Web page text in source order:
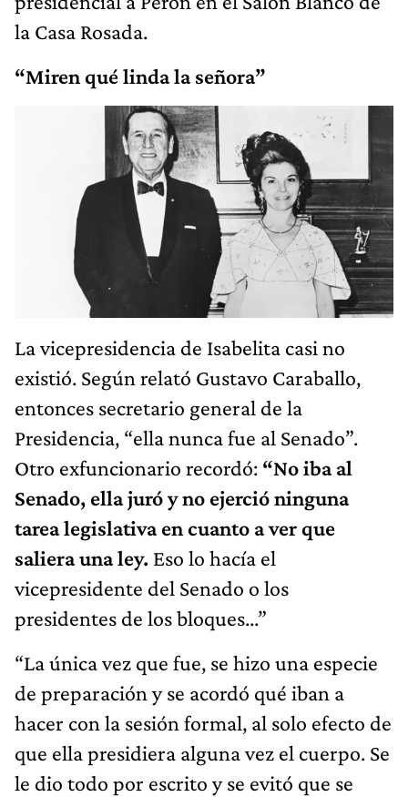
la Casa Rosada.
“Miren qué linda la señora”
La vicepresidencia de Isabelita casi no
existió. Según relató Gustavo Caraballo,
entonces secretario general de la
Presidencia, “ella nunca fue al Senado”.
Otro exfuncionario recordó: “No iba al
Senado, ella juró y no ejerció ninguna
tarea legislativa en cuanto a ver que
saliera una ley. Eso lo hacía el
vicepresidente del Senado o los
presidentes de los bloques...”
“La única vez que fue, se hizo una especie
de preparación y se acordó qué iban a
hacer con la sesión formal, al solo efecto de
que ella presidiera alguna vez el cuerpo. Se
le dio todo por escrito y se evitó que se